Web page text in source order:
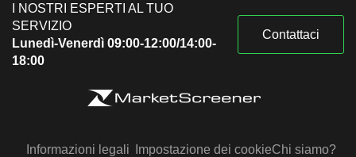
I NOSTRI ESPERTI AL TUO
SERVIZIO
Lunedì-Venerdì 09:00-12:00/14:00-
18:00
Contattaci
Informazioni legali Impostazione dei cookieChi siamo?